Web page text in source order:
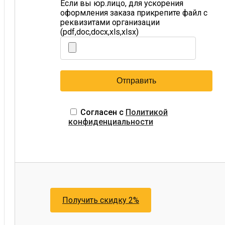
Если вы юр.лицо, для ускорения
оформления заказа прикрепите файл с
реквизитами организации
(pdf,doc,docx,xls,xlsx)
Согласен с Политикой
конфиденциальности
Получить скидку 2%